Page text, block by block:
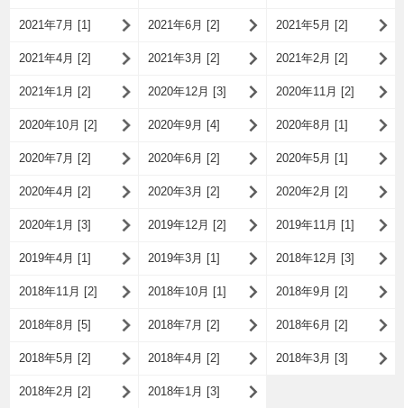
2021年7月 [1] 2021年6月 [2] 2021年5月 [2]
2021年4月 [2] 2021年3月 [2] 2021年2月 [2]
2021年1月 [2] 2020年12月 [3] 2020年11月 [2]
2020年10月 [2] 2020年9月 [4] 2020年8月 [1]
2020年7月 [2] 2020年6月 [2] 2020年5月 [1]
2020年4月 [2] 2020年3月 [2] 2020年2月 [2]
2020年1月 [3] 2019年12月 [2] 2019年11月 [1]
2019年4月 [1] 2019年3月 [1] 2018年12月 [3]
2018年11月 [2] 2018年10月 [1] 2018年9月 [2]
2018年8月 [5] 2018年7月 [2] 2018年6月 [2]
2018年5月 [2] 2018年4月 [2] 2018年3月 [3]
2018年2月 [2] 2018年1月 [3]